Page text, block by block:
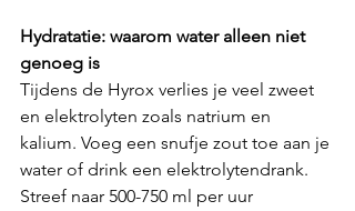
Hydratatie: waarom water alleen niet
genoeg is
Tijdens de Hyrox verlies je veel zweet
en elektrolyten zoals natrium en
kalium. Voeg een snufje zout toe aan je
water of drink een elektrolytendrank.
Streef naar 500-750 ml per uur